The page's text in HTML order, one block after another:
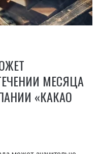
МЕСЯЦА
«КАКАО